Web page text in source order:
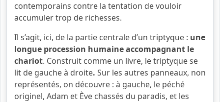
contemporains contre la tentation de vouloir
accumuler trop de richesses.
Il s’agit, ici, de la partie centrale d’un triptyque : une
longue procession humaine accompagnant le
chariot. Construit comme un livre, le triptyque se
lit de gauche à droite. Sur les autres panneaux, non
représentés, on découvre : à gauche, le péché
originel, Adam et Ève chassés du paradis, et les